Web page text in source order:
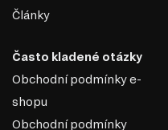
Články
Často kladené otázky
Obchodní podmínky e-
shopu
Obchodní podmínky